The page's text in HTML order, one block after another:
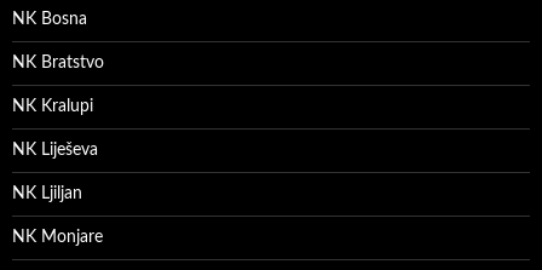
NK Bosna
NK Bratstvo
NK Kralupi
NK Liješeva
NK Ljiljan
NK Monjare